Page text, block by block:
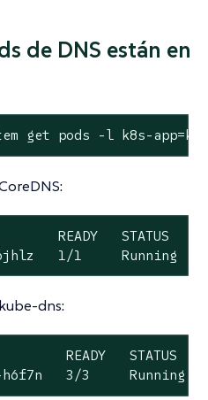
de DNS están en
get pods -l k8s-
STATUS
6jhlz   1/1     Running
dns:
READY   STATUS
h6f7n   3/3